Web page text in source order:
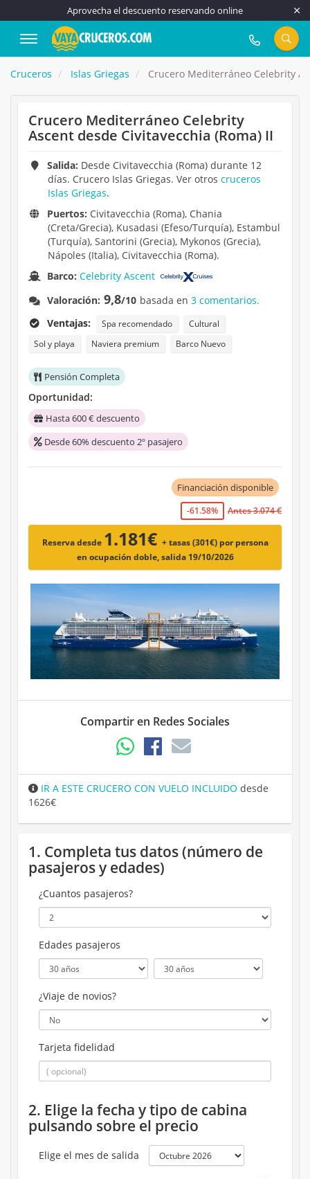
Aprovecha el descuento reservando online
917 815 555
Cruceros Islas Griegas Crucero Mediterráneo Celebrity
Crucero Mediterráneo Celebrity
Ascent desde Civitavecchia (Roma) II
Salida: Desde Civitavecchia (Roma) durante 12
días. Crucero Islas Griegas. Ver otros cruceros
Islas Griegas.
Puertos: Civitavecchia (Roma), Chania
(Creta/Grecia), Kusadasi (Efeso/Turquía), Estambul
(Turquía), Santorini (Grecia), Mykonos (Grecia),
Nápoles (Italia), Civitavecchia (Roma).
Barco:Celebrity Ascent
Valoración: 9,8/10 basada en3 comentarios.
Ventajas:
Spa recomendado
Cultural
Sol y playa
Naviera premium Barco Nuevo
Pensión Completa
Oportunidad:
Hasta 600 € descuento
Desde 60% descuento 2º pasajero
Financiación disponible
-61.58% Antes 3.074 €
Reserva desde 1.181€ + tasas (301€) por persona
en ocupación doble, salida 19/10/2026
Compartir en Redes Sociales
IR A ESTE CRUCERO CON VUELO INCLUIDO desde
1626€
1. Completa tus datos (número de
pasajeros y edades)
¿Cuantos pasajeros?
Edades pasajeros
¿Viaje de novios?
Tarjeta fidelidad
2. Elige la fecha y tipo de cabina
pulsando sobre el precio
Elige el mes de salida